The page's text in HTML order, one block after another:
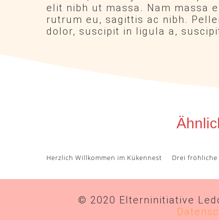
elit nibh ut massa. Nam massa
rutrum eu, sagittis ac nibh.
dolor, suscipit in ligula a,
Herzlich Willkommen im Kükennest Drei
© 2020 Elterninitiative